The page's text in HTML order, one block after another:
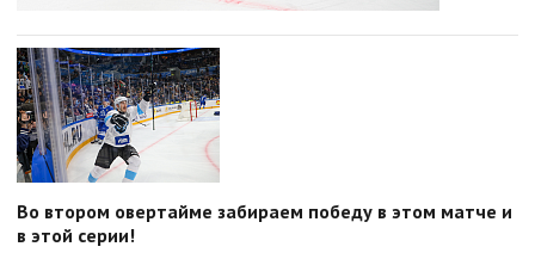
Во втором овертайме забираем победу в этом матче и
в этой серии!